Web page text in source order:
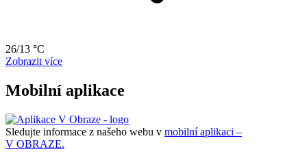
26/13 °C
Zobrazit více
Mobilní aplikace
Sledujte informace z našeho webu v mobilní aplikaci –
V OBRAZE.